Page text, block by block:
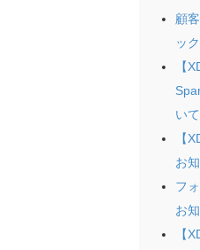
顧
ッ
【
いて
【
お
フ
お
【